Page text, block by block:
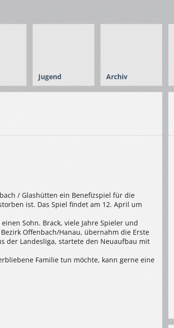
Jugend Archiv
/ Glashütten ein Benefizspiel für die
ist. Das Spiel findet am 12. April um
Sohn. Brack, viele Jahre Spieler und
Offenbach/Hanau, übernahm die Erste
der Landesliga, startete den Neuaufbau mit
Familie tun möchte, kann gerne eine